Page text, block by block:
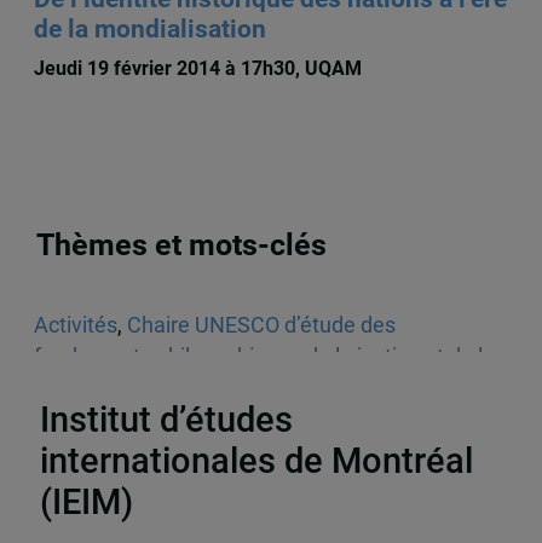
de la mondialisation
Jeudi 19 février 2014 à 17h30, UQAM
Thèmes et mots-clés
Activités, Chaire UNESCO d’étude des
fondements philosophiques de la justice et de la
Institut d’études
internationales de Montréal
(IEIM)